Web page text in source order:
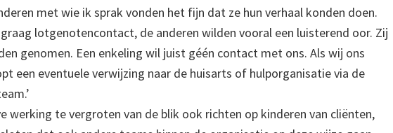
met wie ik sprak vonden het fijn dat ze hun verhaal konden doen.
graag lotgenotencontact, de anderen wilden vooral een luisterend oor. Zij
genomen. Een enkeling wil juist géén contact met ons. Als wij ons
een eventuele verwijzing naar de huisarts of hulporganisatie via de
werking te vergroten van de blik ook richten op kinderen van cliënten,